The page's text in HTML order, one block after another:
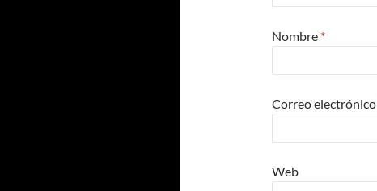
Nombre *
Correo electrónico
Web